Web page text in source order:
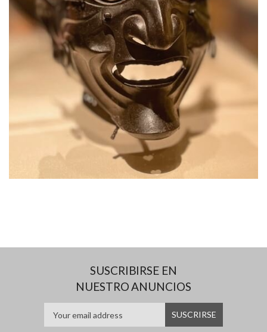
SUSCRIBIRSE EN
NUESTRO ANUNCIOS